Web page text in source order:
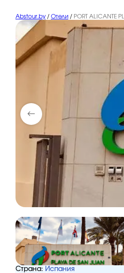
Abstour.by / Отели / PORT ALICANTE
Страна: Испания